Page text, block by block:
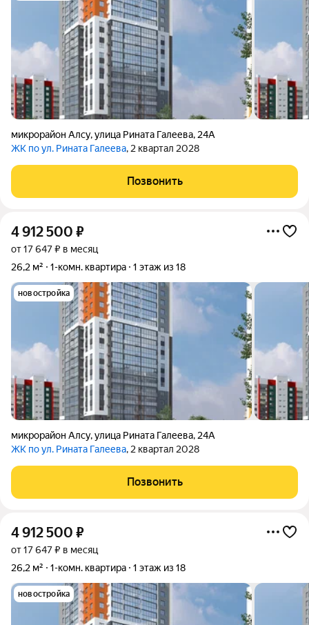
микрорайон Алсу,улица Рината Галеева, 24А
ЖК по ул. Рината Галеева, 2 квартал 2028
Позвонить
4 912 500 ₽
от 17 647 ₽ в месяц
26,2 м²
1-комн. квартира 1 этаж из 18
новостройка
микрорайон Алсу,улица Рината Галеева, 24А
ЖК по ул. Рината Галеева, 2 квартал 2028
Позвонить
4 912 500 ₽
от 17 647 ₽ в месяц
26,2 м²
1-комн. квартира 1 этаж из 18
новостройка